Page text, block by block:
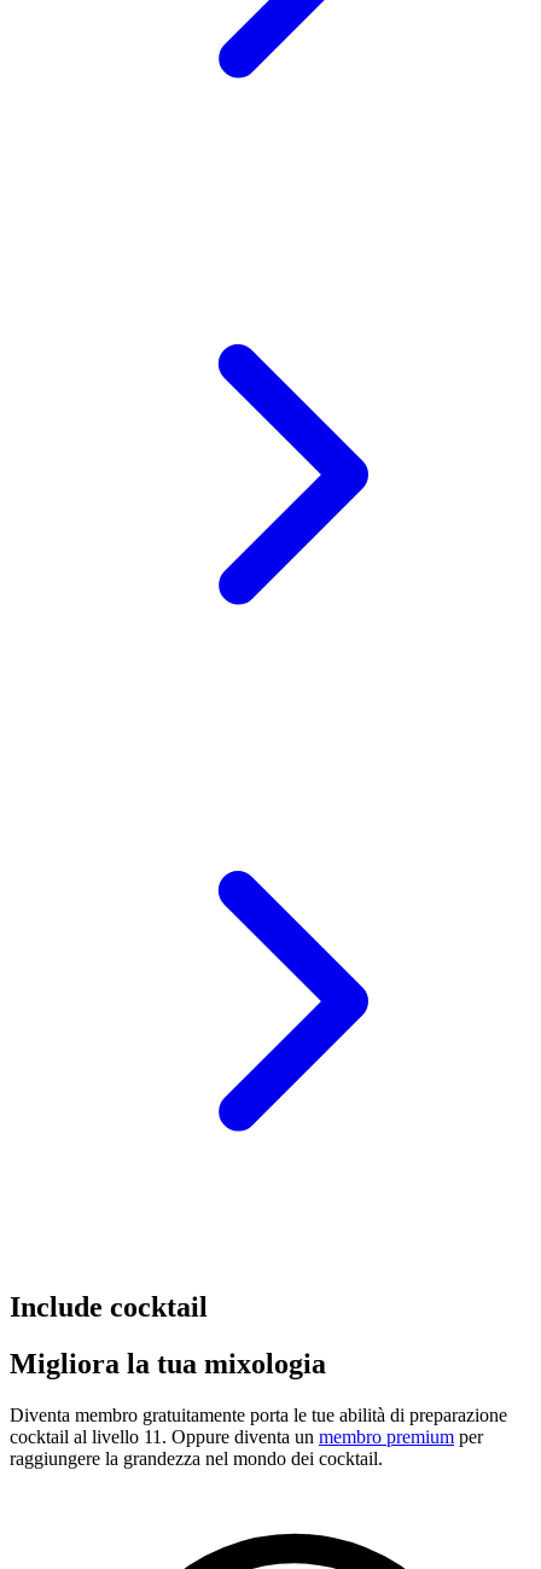
Include cocktail
Migliora la tua mixologia
Diventa membro gratuitamente porta le tue abilità di preparazione
cocktail al livello 11. Oppure diventa un membro premium per
raggiungere la grandezza nel mondo dei cocktail.